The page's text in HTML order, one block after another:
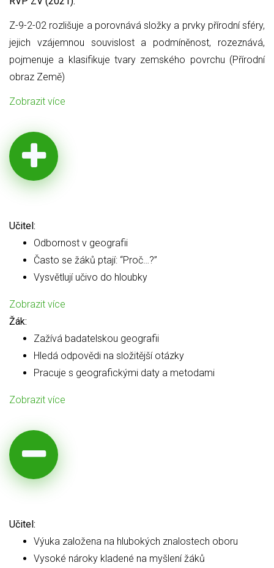
Z-9-2-02 rozlišuje a porovnává složky a prvky přírodní sféry,
jejich vzájemnou souvislost a podmíněnost, rozeznává,
pojmenuje a klasifikuje tvary zemského povrchu (Přírodní
obraz Země)
Zobrazit více
Učitel:
Odbornost v geografii
Často se žáků ptají: “Proč…?”
Vysvětlují učivo do hloubky
Zobrazit více
Žák:
Zažívá badatelskou geografii
Hledá odpovědi na složitější otázky
Pracuje s geografickými daty a metodami
Zobrazit více
Učitel:
Výuka založena na hlubokých znalostech oboru
Vysoké nároky kladené na myšlení žáků